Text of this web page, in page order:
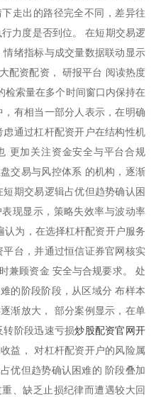
走出的路径完全不同，差异往
力度是否到位。 在短期交易逻
绪指标与成交量数据联动显示
配资配资， 研报平台 阅读热度
检索量在多个时间窗口内保持在
有相当一部分人表示，在明确
通过杠杆配资开户在结构性机
更加关注资金安全与平台合规
交易与风控体系 的机构，逐渐
期交易逻辑占优但趋势确认困
现显示，策略失效率与波动率
为，在选择杠杆配资开户服务
台，并通过恒信证券官网核实
兼顾资金 安全与合规要求。 处
的阶段阶段，从区域分 布样本
渐放大， 部分案例显示，在单
转阶段迅速亏损炒股配资官网开
益， 对杠杆配资开户的风险属
优但趋势确认困难的 阶段叠加
、缺乏止损纪律而遭遇较大回